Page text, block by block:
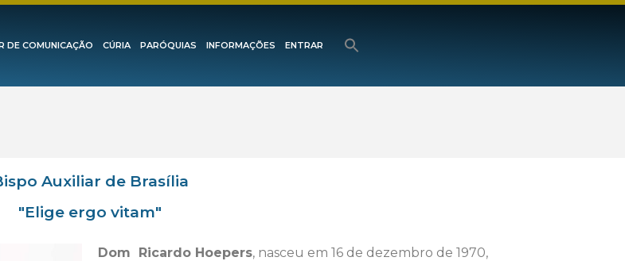
DE COMUNICAÇÃO CÚRIA PARÓQUIAS INFORMAÇÕES ENTRAR
Auxiliar de Brasília
"Elige ergo vitam"
Dom Ricardo Hoepers, nasceu em 16 de dezembro de 1970,